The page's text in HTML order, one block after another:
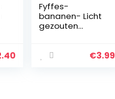
Fyffes-
bananen- Licht
gezouten
Ecuadoraans
€3.99